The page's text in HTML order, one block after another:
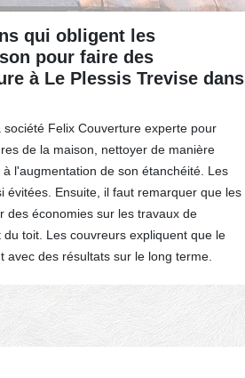
qui obligent les
pour faire des
à Le Plessis Trevise dans
Felix Couverture experte pour
de la maison, nettoyer de manière
l'augmentation de son étanchéité. Les
évitées. Ensuite, il faut remarquer que les
des économies sur les travaux de
toit. Les couvreurs expliquent que le
avec des résultats sur le long terme.